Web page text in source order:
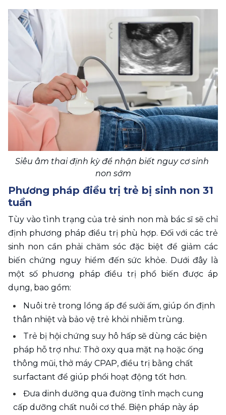
Siêu âm thai định kỳ để nhận biết nguy cơ sinh
non sớm
Phương pháp điều trị trẻ bị sinh non 31
tuần
Tùy vào tình trạng của trẻ sinh non mà bác sĩ sẽ chỉ
định phương pháp điều trị phù hợp. Đối với các trẻ
sinh non cần phải chăm sóc đặc biệt để giảm các
biến chứng nguy hiểm đến sức khỏe. Dưới đây là
một số phương pháp điều trị phổ biến được áp
dụng, bao gồm:
Nuôi trẻ trong lồng ấp để sưởi ấm, giúp ổn định
thân nhiệt và bảo vệ trẻ khỏi nhiễm trùng.
Trẻ bị hội chứng suy hô hấp sẽ dùng các biện
pháp hỗ trợ như: Thở oxy qua mặt nạ hoặc ống
thông mũi, thở máy CPAP, điều trị bằng chất
surfactant để giúp phổi hoạt động tốt hơn.
Đưa dinh dưỡng qua đường tĩnh mạch cung
cấp dưỡng chất nuôi cơ thể. Biện pháp này áp